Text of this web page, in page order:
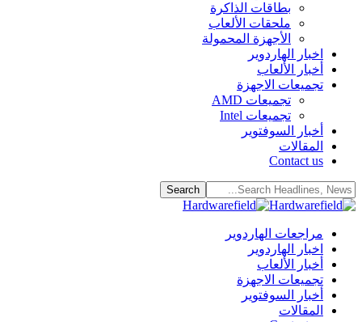
بطاقات الذاكرة
ملحقات الألعاب
الأجهزة المحمولة
اخبار الهاردوير
أخبار الألعاب
تجميعات الاجهزة
تجميعات AMD
تجميعات Intel
أخبار السوفتوير
المقالات
Contact us
مراجعات الهاردوير
اخبار الهاردوير
أخبار الألعاب
تجميعات الاجهزة
أخبار السوفتوير
المقالات